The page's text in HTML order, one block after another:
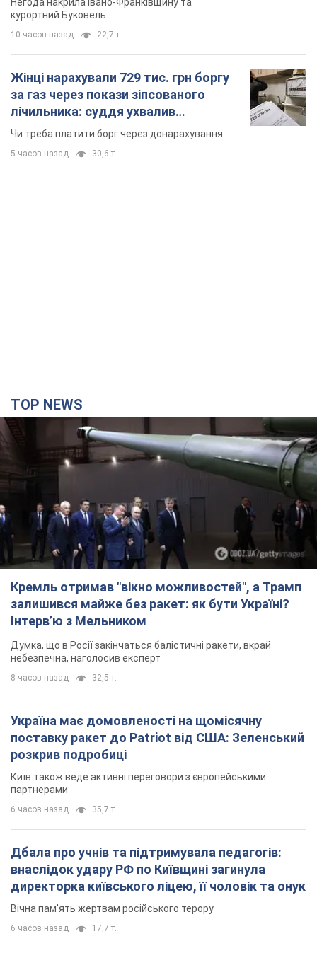
TOP NEWS
небезпечна, наголосив експерт
Україна має домовленості на щомісячну
поставку ракет до Patriot від США: Зеленський
розкрив подробиці
Київ також веде активні переговори з європейськими
партнерами
6 часов назад 35,7 т.
Дбала про учнів та підтримувала педагогів:
внаслідок удару РФ по Київщині загинула
директорка київського ліцею, її чоловік та онук
Вічна пам'ять жертвам російського терору
6 часов назад 17,7 т.